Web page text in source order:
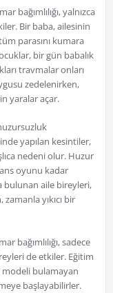
bağımlılığı, yalnızca
Bir baba, ailesinin
parasını kumara
bir gün babalık
travmalar onları
zedelenirken,
yaralar açar.
yapılan kesintiler,
nedeni olur. Huzur
oyunu kadar
bulunan aile bireyleri,
yıkıcı bir
bağımlılığı, sadece
de etkiler. Eğitim
modeli bulamayan
başlayabilirler.